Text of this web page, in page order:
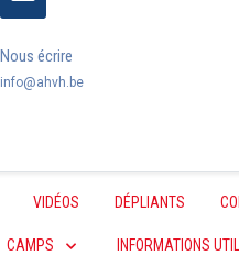
Nous écrire
info@ahvh.be
VIDÉOS DÉPLIANTS
CAMPS INFORMATIONS